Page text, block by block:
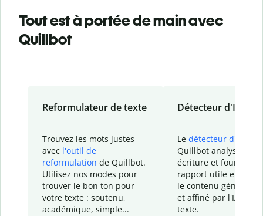
Tout est à portée de main avec
Quillbot
Reformulateur de texte
Trouvez les mots justes
avec l'outil de
reformulation de Quillbot.
Utilisez nos modes pour
trouver le bon ton pour
votre texte : soutenu,
académique, simple...
Détecteur d'IA
Le détecteur d'IA
Quillbot analyse votre
écriture et fournit un
rapport utile et
le contenu généré
et affiné par l'IA
texte.